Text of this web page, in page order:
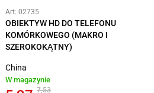
Art: 02735
OBIEKTYW HD DO TELEFONU
KOMÓRKOWEGO (MAKRO I
SZEROKOKĄTNY)
China
W magazynie
7,53